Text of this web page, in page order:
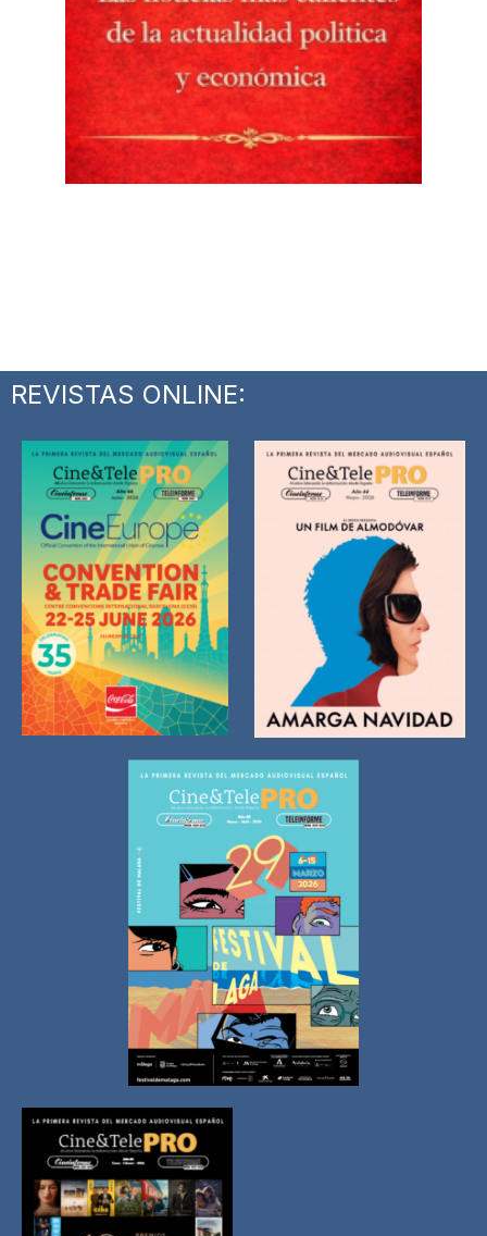
REVISTAS ONLINE: